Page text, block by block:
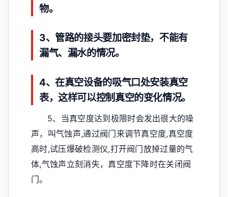
物。
3、管路的接头要加密封垫，不能有
漏气、漏水的情况。
4、在真空设备的吸气口处安装真空
表，这样可以控制真空的变化情况。
5、当真空度达到极限时会发出很大的噪
声，叫气蚀声,通过阀门来调节真空度,真空度
高时,试压爆破检测仪,打开阀门放掉过量的气
体,气蚀声立刻消失，真空度下降时在关闭阀
门。